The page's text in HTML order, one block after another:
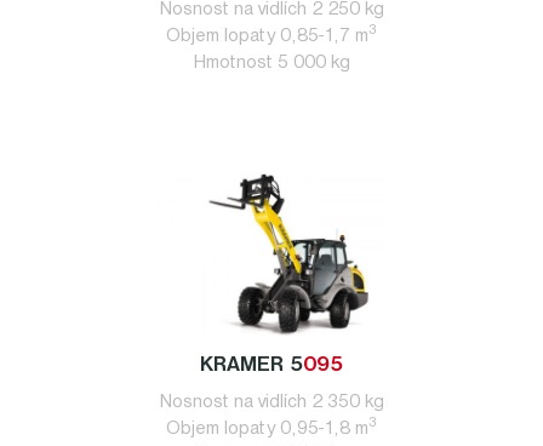
Nosnost na vidlích 2 250 kg
Objem lopaty 0,85-1,7 m 3
Hmotnost 5 000 kg
KRAMER 5095
Nosnost na vidlích 2 350 kg
Objem lopaty 0,95-1,8 m 3